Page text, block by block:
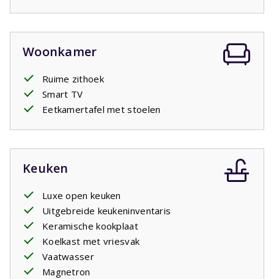
Woonkamer
Ruime zithoek
Smart TV
Eetkamertafel met stoelen
Keuken
Luxe open keuken
Uitgebreide keukeninventaris
Keramische kookplaat
Koelkast met vriesvak
Vaatwasser
Magnetron